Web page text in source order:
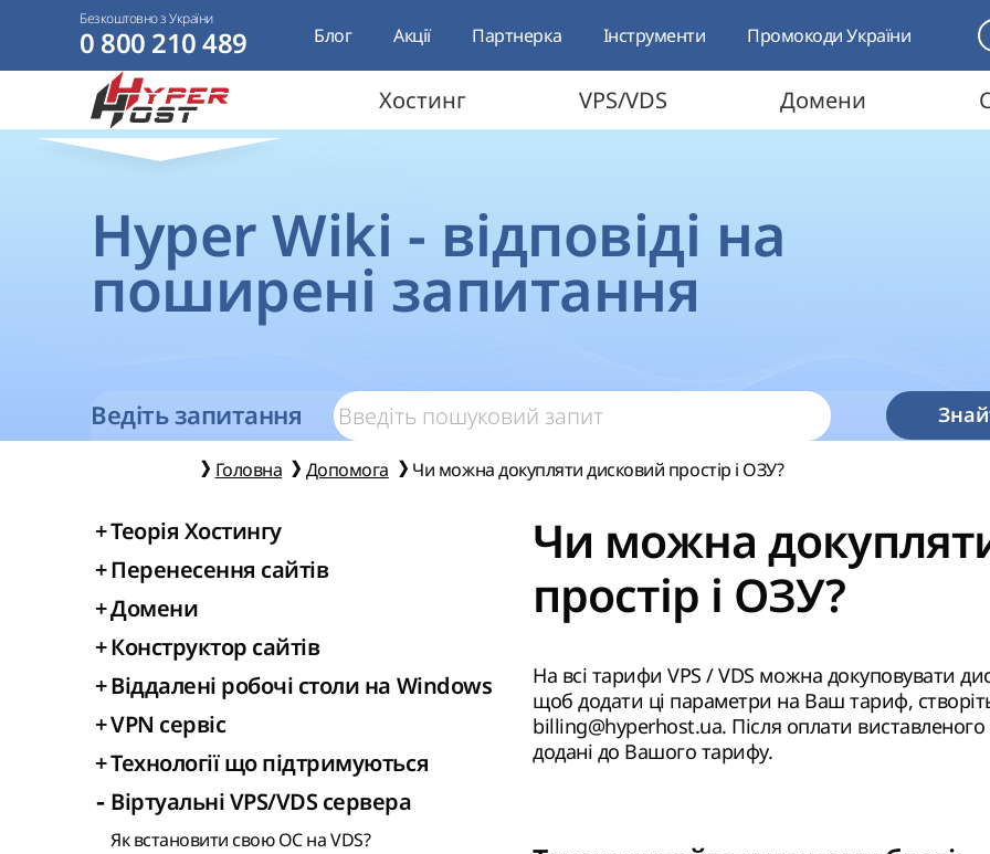
Безкоштовно з України
0 800 210 489 Блог Акції Партнерка Інструменти Промокоди України
Хостинг VPS/VDS Домени
Hyper Wiki - відповіді на
поширені запитання
Ведіть запитання
Головна Допомога Чи можна докупляти дисковий простір і ОЗУ?
+Теорія Хостингу
+Перенесення сайтів
+Домени
+Конструктор сайтів
+Віддалені робочі столи на Windows
+VPN сервіс
+Технології що підтримуються
- Віртуальні VPS/VDS сервера
Як встановити свою ОС на VDS?
Чи можна
простір і ОЗУ?
На всі тарифи VPS / VDS можна докуповувати
щоб додати ці параметри на Ваш тариф,
billing@hyperhost.ua. Після оплати
додані до Вашого тарифу.